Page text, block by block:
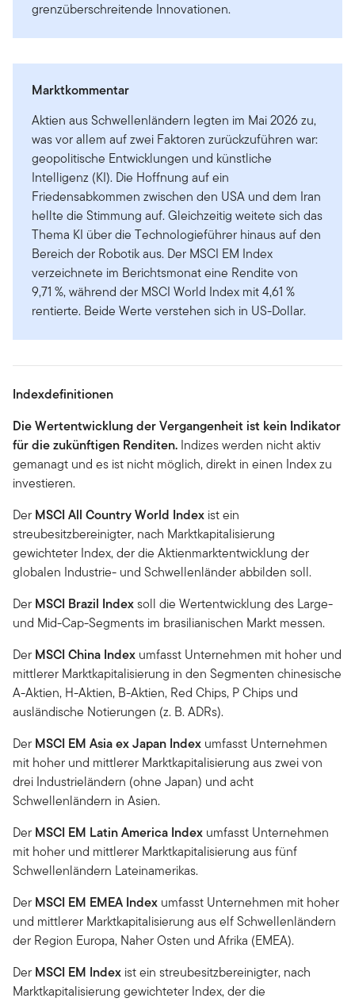
grenzüberschreitende Innovationen.
Marktkommentar
Aktien aus Schwellenländern legten im Mai 2026 zu,
was vor allem auf zwei Faktoren zurückzuführen war:
geopolitische Entwicklungen und künstliche
Intelligenz (KI). Die Hoffnung auf ein
Friedensabkommen zwischen den USA und dem Iran
hellte die Stimmung auf. Gleichzeitig weitete sich das
Thema KI über die Technologieführer hinaus auf den
Bereich der Robotik aus. Der MSCI EM Index
verzeichnete im Berichtsmonat eine Rendite von
9,71 %, während der MSCI World Index mit 4,61 %
rentierte. Beide Werte verstehen sich in US-Dollar.
Indexdefinitionen
Die Wertentwicklung der Vergangenheit ist kein Indikator
für die zukünftigen Renditen. Indizes werden nicht aktiv
gemanagt und es ist nicht möglich, direkt in einen Index zu
investieren.
Der MSCI All Country World Index ist ein
streubesitzbereinigter, nach Marktkapitalisierung
gewichteter Index, der die Aktienmarktentwicklung der
globalen Industrie- und Schwellenländer abbilden soll.
Der MSCI Brazil Indexsoll die Wertentwicklung des Large-
und Mid-Cap-Segments im brasilianischen Markt messen.
Der MSCI China Index umfasst Unternehmen mit hoher und
mittlerer Marktkapitalisierung in den Segmenten chinesische
A-Aktien, H-Aktien, B-Aktien, Red Chips, P Chips und
ausländische Notierungen (z. B. ADRs).
Der MSCI EM Asia ex Japan Index umfasst Unternehmen
mit hoher und mittlerer Marktkapitalisierung aus zwei von
drei Industrieländern (ohne Japan) und acht
Schwellenländern in Asien.
Der MSCI EM Latin America Index umfasst Unternehmen
mit hoher und mittlerer Marktkapitalisierung aus fünf
Schwellenländern Lateinamerikas.
Der MSCI EM EMEA Index umfasst Unternehmen mit hoher
und mittlerer Marktkapitalisierung aus elf Schwellenländern
der Region Europa, Naher Osten und Afrika (EMEA).
Der MSCI EM Index ist ein streubesitzbereinigter, nach
Marktkapitalisierung gewichteter Index, der die